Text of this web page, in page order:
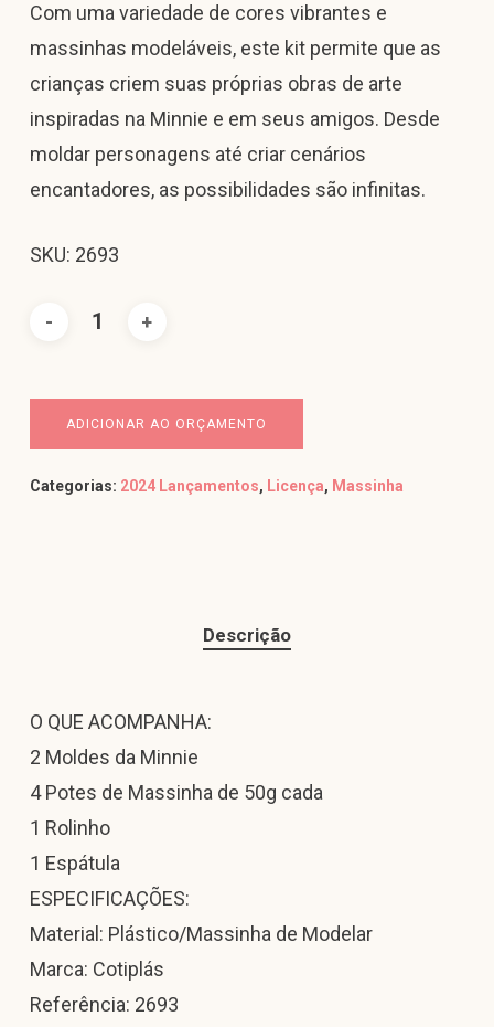
Com uma variedade de cores vibrantes e
massinhas modeláveis, este kit permite que as
crianças criem suas próprias obras de arte
inspiradas na Minnie e em seus amigos. Desde
moldar personagens até criar cenários
encantadores, as possibilidades são infinitas.
SKU: 2693
ADICIONAR AO ORÇAMENTO
Categorias: 2024 Lançamentos, Licença, Massinha
Descrição
O QUE ACOMPANHA:
2 Moldes da Minnie
4 Potes de Massinha de 50g cada
1 Rolinho
1 Espátula
ESPECIFICAÇÕES:
Material: Plástico/Massinha de Modelar
Marca: Cotiplás
Referência: 2693